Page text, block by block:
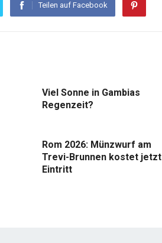
Teilen auf Facebook
Viel Sonne in Gambias
Regenzeit?
Rom 2026: Münzwurf am
Trevi-Brunnen kostet jetzt
Eintritt